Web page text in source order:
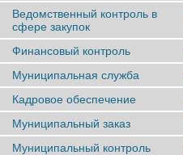
Ведомственный контроль в
сфере закупок
Финансовый контроль
Муниципальная служба
Кадровое обеспечение
Муниципальный заказ
Муниципальный контроль